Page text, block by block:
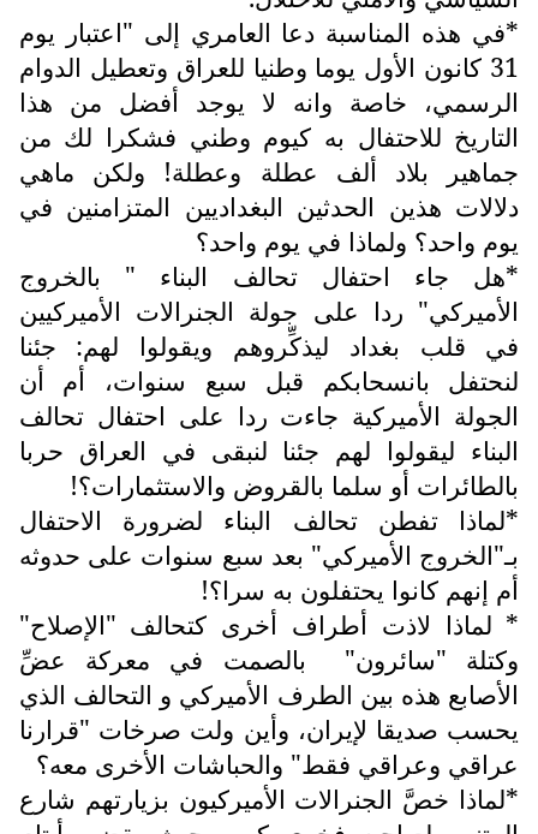
*في هذه المناسبة دعا العامري إلى "اعتبار يوم
31 كانون الأول يوما وطنيا للعراق وتعطيل الدوام
الرسمي، خاصة وانه لا يوجد أفضل من هذا
التاريخ للاحتفال به كيوم وطني فشكرا لك من
جماهير بلاد ألف عطلة وعطلة! ولكن ماهي
دلالات هذين الحدثين البغداديين المتزامنين في
يوم واحد؟ ولماذا في يوم واحد؟
*هل جاء احتفال تحالف البناء " بالخروج
الأميركي" ردا على جولة الجنرالات الأميركيين
في قلب بغداد ليذكِّروهم ويقولوا لهم: جئنا
لنحتفل بانسحابكم قبل سبع سنوات، أم أن
الجولة الأميركية جاءت ردا على احتفال تحالف
البناء ليقولوا لهم جئنا لنبقى في العراق حربا
بالطائرات أو سلما بالقروض والاستثمارات؟!
*لماذا تفطن تحالف البناء لضرورة الاحتفال
بـ"الخروج الأميركي" بعد سبع سنوات على حدوثه
أم إنهم كانوا يحتفلون به سرا؟!
* لماذا لاذت أطراف أخرى كتحالف "الإصلاح"
وكتلة "سائرون"
بالصمت في معركة عضِّ
الأصابع هذه بين الطرف الأميركي و التحالف الذي
يحسب صديقا لإيران، وأين ولت صرخات "قرارنا
عراقي وعراقي فقط" والحباشات الأخرى معه؟
*لماذا خصَّ الجنرالات الأميركيون بزيارتهم شارع